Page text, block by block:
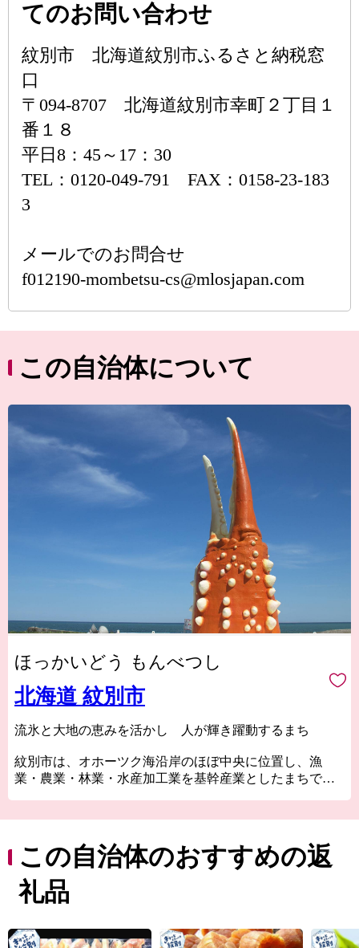
てのお問い合わせ
紋別市 北海道紋別市ふるさと納税窓
口
〒094-8707 北海道紋別市幸町２丁目１
番１８
平日8：45～17：30
TEL：0120-049-791 FAX：0158-23-183
3
メールでのお問合せ
f012190-mombetsu-cs@mlosjapan.com
この自治体について
ほっかいどう もんべつし
北海道 紋別市
流氷と大地の恵みを活かし 人が輝き躍動するまち
紋別市は、オホーツク海沿岸のほぼ中央に位置し、漁
業・農業・林業・水産加工業を基幹産業としたまちで
北海道遺産に登録されています。
流氷がはぐくむ豊かな海で、毛ガニ・ズワイガニ・タラ
バガニの三大ガニのほか、ホタテ、鮭などの豊富な魚介
類を味わえます。
はまなす牛などの酪農・畜産業を主体としています。
この自治体のおすすめの返
礼品